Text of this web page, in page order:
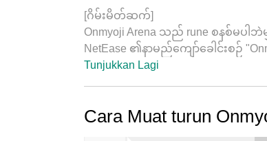
[ဂိမ်းမိတ်ဆက်]
Onmyoji Arena သည် rune စနစ်မပ
NetEase ၏နာမည်ကျော်ခေါင်းစ
ဂရပ်ဖစ်များနှင့် အံသြဖွယ်ကောင်းသေ
အစွမ်းထက်သော Onmyoji အဖြစ်
Tunjukkan Lagi
Cara Muat turun